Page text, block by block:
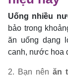
Uống nhiều
bảo trong
ăn uống dạng
canh, nước hoa
2. Bạn nên ăn